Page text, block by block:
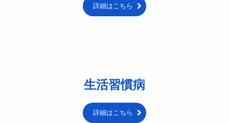
詳細はこちら
生活習慣病
詳細はこちら